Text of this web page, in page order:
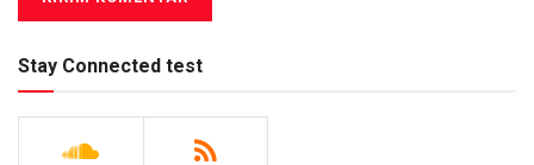
Stay Connected test